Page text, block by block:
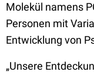
Molekül namens
Personen mit
Entwicklung von
„Unsere